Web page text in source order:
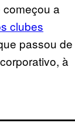
a
clubes
passou de
à